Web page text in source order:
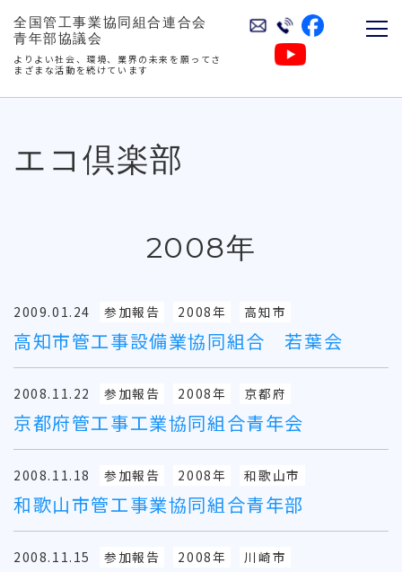
全国管工事業協同組合連合会
青年部協議会
よりよい社会、環境、業界の未来を願ってさ
まざまな活動を続けています
エコ倶楽部
2008年
2009.01.24 参加報告 2008年 高知市
高知市管工事設備業協同組合 若葉会
2008.11.22 参加報告 2008年 京都府
京都府管工事工業協同組合青年会
2008.11.18 参加報告 2008年 和歌山市
和歌山市管工事業協同組合青年部
2008.11.15 参加報告 2008年 川崎市